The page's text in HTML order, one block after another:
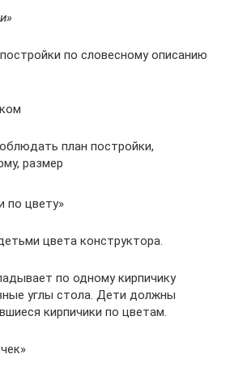
по словесному описанию
план постройки,
размер
по цвету»
цвета конструктора.
по одному кирпичику
углы стола. Дети должны
кирпичики по цветам.